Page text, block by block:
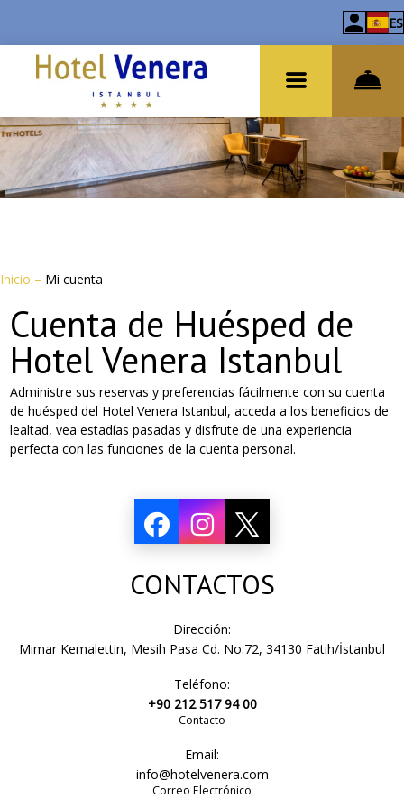
ES
Inicio – Mi cuenta
Cuenta de Huésped de
Hotel Venera Istanbul
Administre sus reservas y preferencias fácilmente con su cuenta
de huésped del Hotel Venera Istanbul, acceda a los beneficios de
lealtad, vea estadías pasadas y disfrute de una experiencia
perfecta con las funciones de la cuenta personal.
CONTACTOS
Dirección:
Mimar Kemalettin, Mesih Pasa Cd. No:72, 34130 Fatih/İstanbul
Teléfono:
+90 212 517 94 00
Contacto
Email:
info@hotelvenera.com
Correo Electrónico